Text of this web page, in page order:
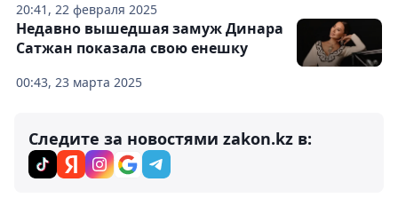
20:41, 22 февраля 2025
00:43, 23 марта 2025
Недавно вышедшая замуж Динара
Сатжан показала свою енешку
Следите за новостями zakon.kz в: